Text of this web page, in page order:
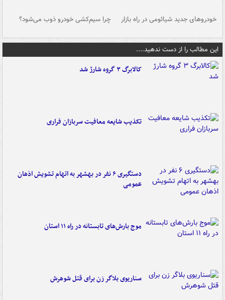
خودروهای جدید شیائومی در راه بازار چرا سیم‌کشی خودرو ذوب می‌شود؟
این مطالب را از دست ندهید....
کالابرگ ۳ گروه شارژ شد
تکذیب شایعه معافیت سربازان فراری
دستگیری ۶ نفر در بهشهر به اتهام تشویش اذهان
عمومی
موج بارش‌های تابستانه در راه ۱۱ استان
سناریوی بلاگر زن برای قتل شوهرش